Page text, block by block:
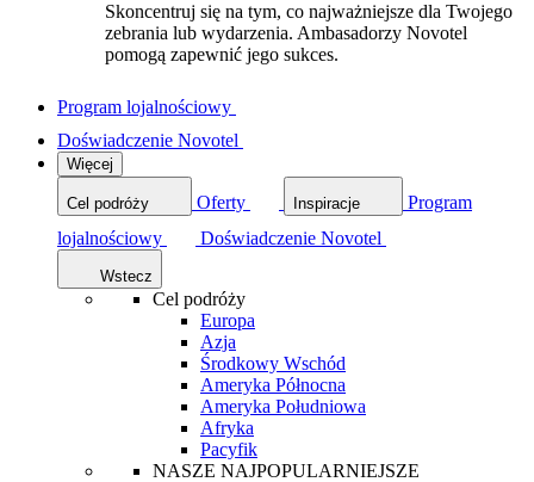
Skoncentruj się na tym, co najważniejsze dla Twojego
zebrania lub wydarzenia. Ambasadorzy Novotel
pomogą zapewnić jego sukces.
Program lojalnościowy
Doświadczenie Novotel
Więcej
Cel podróży Oferty Inspiracje
Program
lojalnościowy
Doświadczenie Novotel
Wstecz
Cel podróży
Europa
Azja
Środkowy Wschód
Ameryka Północna
Ameryka Południowa
Afryka
Pacyfik
NASZE NAJPOPULARNIEJSZE